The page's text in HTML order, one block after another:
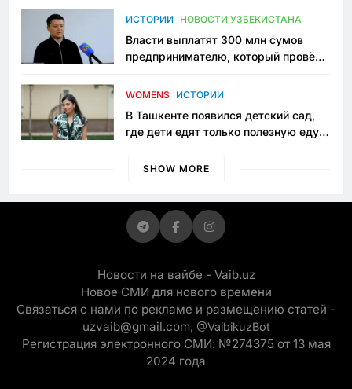
пространство
ИСТОРИИ НОВОСТИ УЗБЕКИСТАНА
Власти выплатят 300 млн сумов
предпринимателю, который провёл
приговору
WOMENS ИСТОРИИ
В Ташкенте появился детский сад,
где дети едят только полезную еду.
просить «кашу без сахара»
SHOW MORE
Новости на вайбе - Vaib.uz
Новое СМИ для нового времени
Связаться с нами по рекламе и размещению статей -
uzvaib@gmail.com, @VaibikuzBot
Регистрация электронного СМИ: №274375 от 13 мая
2024 года